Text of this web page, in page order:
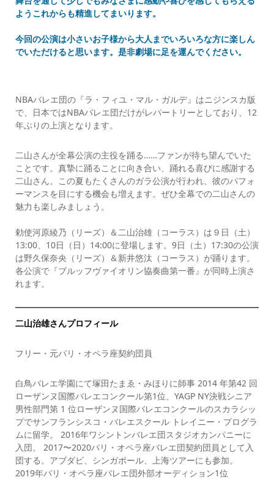
ようこれからも精進してまいります。
今回の公演は小さいお子様から大人までいろいろな方に楽しん
でいただけると思います。是非劇場に足を運んでください。
NBAバレエ団の『ラ・フィユ・マル・ガルデ』はニジンスカ版
で、日本ではNBAバレエ団だけがレパートリーとしており、12
年ぶりの上演となります。
二山さんが全幕公演の主役を踊る……ファンが待ち望んでいた
ことです。真摯に踊ることに向き合い、踊れる喜びに感謝する
二山さん。この夏もたくさんのガラ公演が行われ、彼のパフォ
ーマンスを目にする機会も増えます。ぜひ全幕での二山さんの
魅力も楽しみましょう。
勅使河原綾乃（リーズ）＆二山治雄（コーラス）は９日（土）
13:00、10日（日）14:00に登場します。9日（土）17:30の公演
は野久保奈央（リーズ）＆新井悠汰（コーラス）が踊ります。
各公演で『ブルッフヴァイオリン協奏曲第一番』が同時上演さ
れます。
二山治雄さんプロフィール
フリー・元パリ・オペラ座契約団員
白鳥バレエ学園にて塚田たまゑ・みほりに師事 2014 年第42 回
ローザンヌ国際バレエコンクール第1位、YAGP NY決戦シニア
男性部門第 1 位ローザンヌ国際バレエコンクールのスカラシッ
プでサンフランシスコ・バレエスクール トレイニー・プログラ
ムに留学。 2016年ワシントンバレエ団スタジオカンパニーに
入団。 2017〜2020パリ・オペラ座バレエ団契約団員として入
団する。アブダビ、シンガポール、上海ツアーにも参加。
2019年パリ・オペラ座バレエ団外部オーディション1位